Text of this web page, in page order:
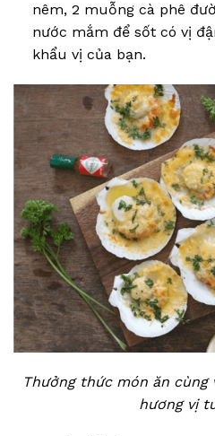
nêm, 2 muỗng cà phê
nước mắm để sốt có vị
khẩu vị của bạn.
Thưởng thức món ăn cùng
hương vị